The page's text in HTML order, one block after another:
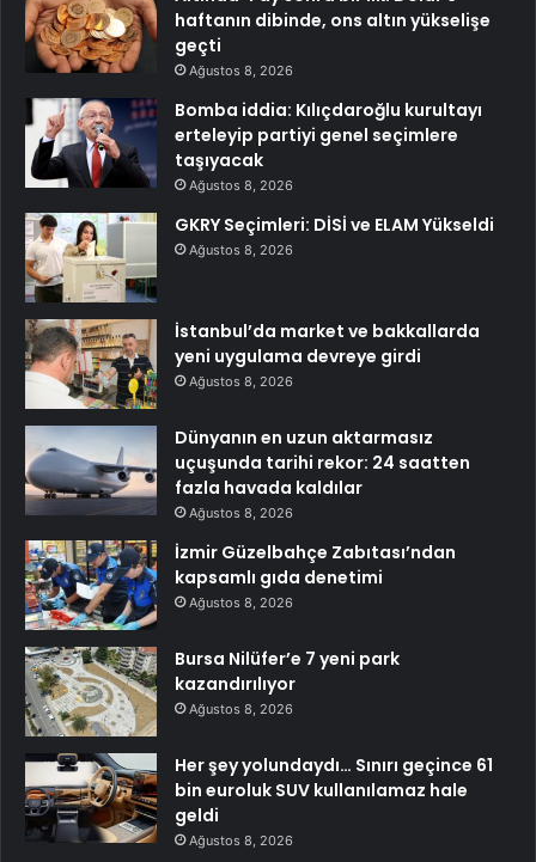
haftanın dibinde, ons altın yükselişe
geçti
Ağustos 8, 2026
Bomba iddia: Kılıçdaroğlu kurultayı
erteleyip partiyi genel seçimlere
taşıyacak
Ağustos 8, 2026
GKRY Seçimleri: DİSİ ve ELAM Yükseldi
Ağustos 8, 2026
İstanbul’da market ve bakkallarda
yeni uygulama devreye girdi
Ağustos 8, 2026
Dünyanın en uzun aktarmasız
uçuşunda tarihi rekor: 24 saatten
fazla havada kaldılar
Ağustos 8, 2026
İzmir Güzelbahçe Zabıtası’ndan
kapsamlı gıda denetimi
Ağustos 8, 2026
Bursa Nilüfer’e 7 yeni park
kazandırılıyor
Ağustos 8, 2026
Her şey yolundaydı… Sınırı geçince 61
bin euroluk SUV kullanılamaz hale
geldi
Ağustos 8, 2026